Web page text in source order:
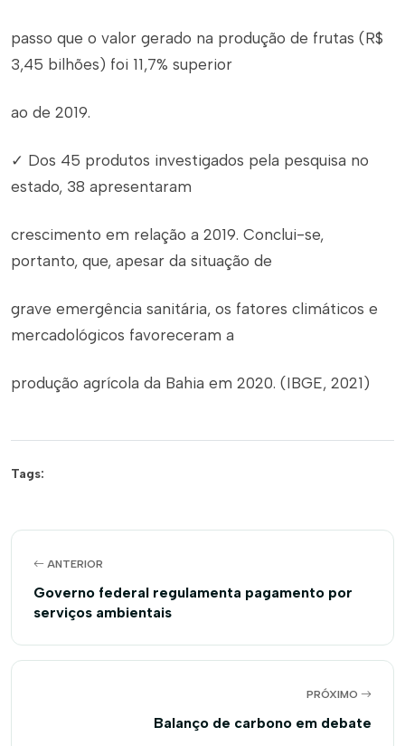
passo que o valor gerado na produção de frutas (R$
3,45 bilhões) foi 11,7% superior
ao de 2019.
✓ Dos 45 produtos investigados pela pesquisa no
estado, 38 apresentaram
crescimento em relação a 2019. Conclui-se,
portanto, que, apesar da situação de
grave emergência sanitária, os fatores climáticos e
mercadológicos favoreceram a
produção agrícola da Bahia em 2020. (IBGE, 2021)
Tags:
ANTERIOR
Governo federal regulamenta pagamento por
serviços ambientais
PRÓXIMO
Balanço de carbono em debate